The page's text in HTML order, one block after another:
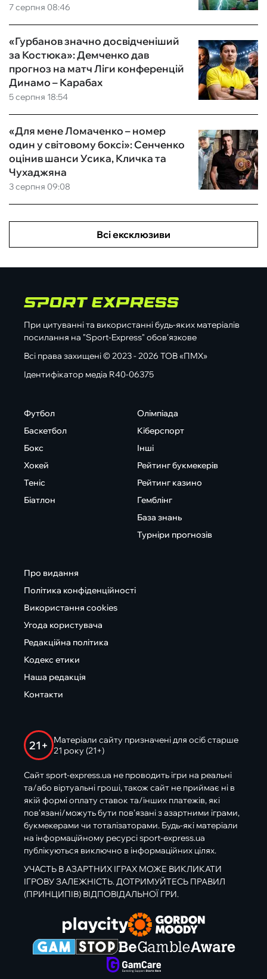
7 серпня 08:46
5 серпня 18:54
«Гурбанов значно досвідченіший
за Костюка»: Демченко дав
прогноз на матч Ліги конференцій
Динамо – Карабах
3 серпня 09:08
«Для мене Ломаченко – номер
один у світовому боксі»: Сенченко
оцінив шанси Усика, Кличка та
Чухаджяна
Всі ексклюзиви
При цитуванні та використанні будь-яких матеріалів
посилання на "Sport-Express" обов'язкове
Всі права захищені © 2023 - 2026 ТОВ «ПМХ»
Ідентифікатор медіа R40-06375
Футбол
Баскетбол
Бокс
Хокей
Теніс
Біатлон
Олімпіада
Кіберспорт
Інші
Рейтинг букмекерів
Рейтинг казино
Гемблінг
База знань
Турніри прогнозів
Про видання
Політика конфіденційності
Використання cookies
Угода користувача
Редакційна політика
Кодекс етики
Наша редакція
Контакти
21+
Матеріали сайту призначені для осіб старше
21 року (21+)
Сайт sport-express.ua не проводить ігри на реальні
та/або віртуальні гроші, також сайт не приймає ні в
якій формі оплату ставок та/інших платежів, які
пов’язані/можуть бути пов’язані з азартними іграми,
букмекерами чи тоталізаторами. Будь-які матеріали
на інформаційному ресурсі sport-express.ua
публікуються виключно в інформаційних цілях.
УЧАСТЬ В АЗАРТНИХ ІГРАХ МОЖЕ ВИКЛИКАТИ
ІГРОВУ ЗАЛЕЖНІСТЬ. ДОТРИМУЙТЕСЬ ПРАВИЛ
(ПРИНЦИПІВ) ВІДПОВІДАЛЬНОЇ ГРИ.